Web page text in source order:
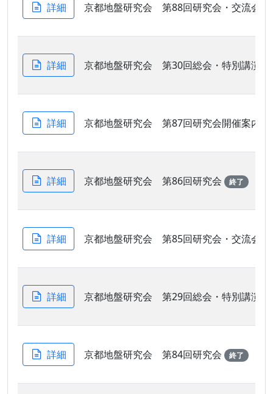
詳細 京都地盤研究会 第88回研究会・交流会
詳細 京都地盤研究会 第30回総会・特別講演会
詳細 京都地盤研究会 第87回研究会開催案内
詳細 京都地盤研究会 第86回研究会 終了
詳細 京都地盤研究会 第85回研究会・交流会
詳細 京都地盤研究会 第29回総会・特別講演会
詳細 京都地盤研究会 第84回研究会 終了